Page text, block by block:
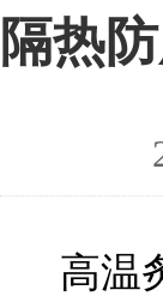
隔热
高温